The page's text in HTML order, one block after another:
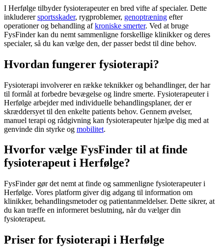
I Herfølge tilbyder fysioterapeuter en bred vifte af specialer. Dette
inkluderersportsskader, rygproblemer, genoptræning efter
operationer og behandling afkroniske smerter. Ved at bruge
FysFinder kan du nemt sammenligne forskellige klinikker og deres
specialer, så du kan vælge den, der passer bedst til dine behov.
Hvordan fungerer fysioterapi?
Fysioterapi involverer en række teknikker og behandlinger, der har
til formål at forbedre bevægelse og lindre smerte. Fysioterapeuter i
Herfølge arbejder med individuelle behandlingsplaner, der er
skræddersyet til den enkelte patients behov. Gennem øvelser,
manuel terapi og rådgivning kan fysioterapeuter hjælpe dig med at
genvinde din styrke og mobilitet.
Hvorfor vælge FysFinder til at finde
fysioterapeut i Herfølge?
FysFinder gør det nemt at finde og sammenligne fysioterapeuter i
Herfølge. Vores platform giver dig adgang til information om
klinikker, behandlingsmetoder og patientanmeldelser. Dette sikrer, at
du kan træffe en informeret beslutning, når du vælger din
fysioterapeut.
Priser for fysioterapi i Herfølge